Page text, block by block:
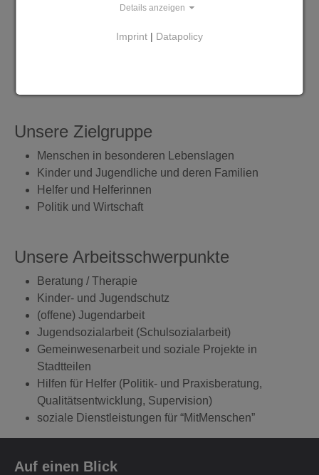
Sicherung hoher qualitativer Standards in den
vereinseigenen Einrichtungen
Unsere Zielgruppe
Menschen in besonderen Lebenslagen
Kinder und Jugendliche und deren Familien
Helfer und Helferinnen
Politik und Wirtschaft
Unsere Arbeitsschwerpunkte
Beratung / Therapie
Kinder- und Jugendschutz
(offene) Jugendarbeit
Jugendsozialarbeit (Schulsozialarbeit)
Gemeinwesenarbeit und soziale Projekte in
Stadtteilen
Hilfen für Helfer (Politik- und Praxisberatung,
Qualitätsentwicklung, Supervision)
soziale Dienstleistungen für “MitMenschen”
Auf einen Blick
Details anzeigen
Imprint | Datapolicy